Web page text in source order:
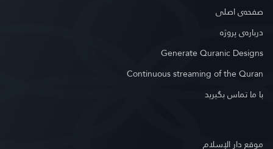
صفحه‌ى اصلى
درباره‌ى پروژه
Generate Quranic Designs
Continuous streaming of the Quran
با ما تماس بگیرید
موقع دار الإسلام